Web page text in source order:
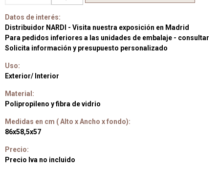
Datos de interés:
Distribuidor NARDI - Visita nuestra exposición en Madrid
Para pedidos inferiores a las unidades de embalaje - consultar
Solicita información y presupuesto personalizado
Uso:
Exterior/ Interior
Material:
Polipropileno y fibra de vidrio
Medidas en cm ( Alto x Ancho x fondo):
86x58,5x57
Precio:
Precio Iva no incluido